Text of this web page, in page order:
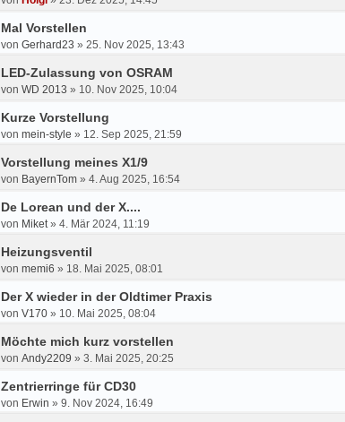
Mal Vorstellen
von Gerhard23 » 25. Nov 2025, 13:43
LED-Zulassung von OSRAM
von WD 2013 » 10. Nov 2025, 10:04
Kurze Vorstellung
von mein-style » 12. Sep 2025, 21:59
Vorstellung meines X1/9
von BayernTom » 4. Aug 2025, 16:54
De Lorean und der X....
von Miket» 4. Mär 2024, 11:19
Heizungsventil
von memi6 » 18. Mai 2025, 08:01
Der X wieder in der Oldtimer Praxis
von V170 » 10. Mai 2025, 08:04
Möchte mich kurz vorstellen
von Andy2209 » 3. Mai 2025, 20:25
Zentrierringe für CD30
von Erwin » 9. Nov 2024, 16:49